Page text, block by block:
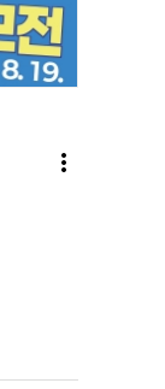
more_vert